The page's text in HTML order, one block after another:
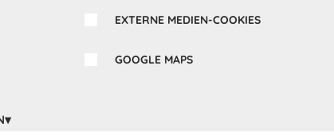
EXTERNE MEDIEN-COOKIES
GOOGLE MAPS
Bereit zur
eine